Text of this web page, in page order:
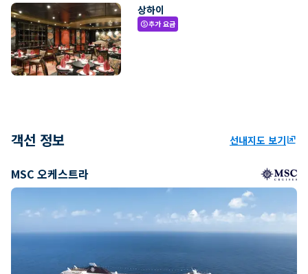
상하이
paid추가 요금
객선 정보 선내지도 보기ungroup
MSC 오케스트라